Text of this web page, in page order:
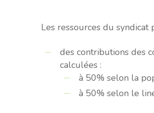
Les ressources du syndicat
des contributions des
calculées :
à 50% selon la
à 50% selon le